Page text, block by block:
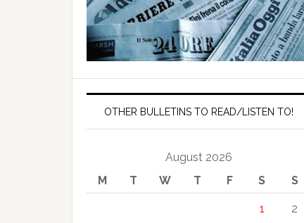
OTHER BULLETINS TO READ/LISTEN TO!
August 2026
M
T W T F S S
1 2